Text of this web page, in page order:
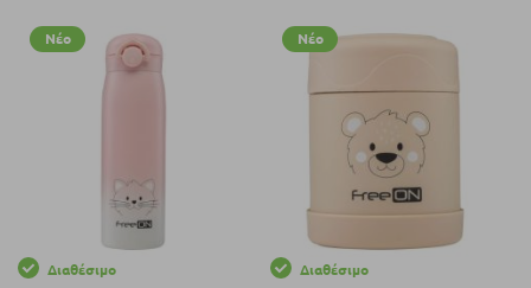
Νέο
Διαθέσιμο
Νέο
Διαθέσιμο